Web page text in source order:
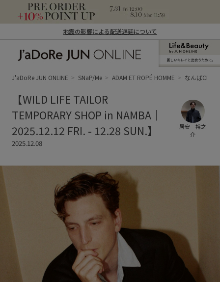
地震の影響による配送遅延について
ン オンライン）
新しいキレイと出合うために。
J'aDoRe JUN ONLINE SNaP/Me ADAM ET ROPÉ HOMME なんばCITY
【WILD LIFE TAILOR
TEMPORARY SHOP in NAMBA｜
2025.12.12 FRI. - 12.28 SUN.】
居安 裕之
介
2025.12.08